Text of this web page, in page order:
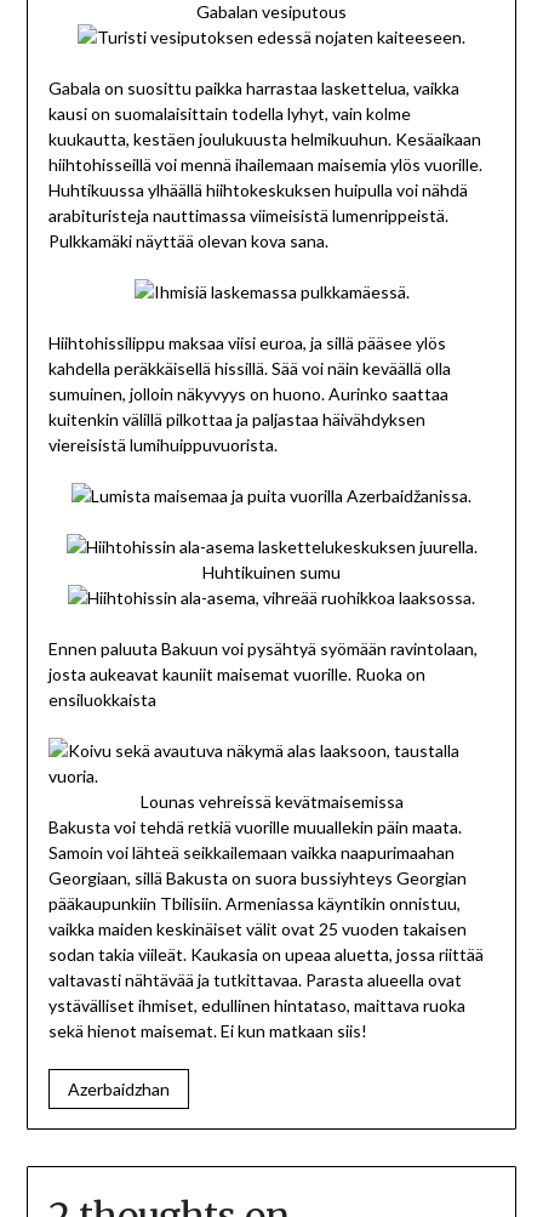
Gabalan vesiputous
Gabala on suosittu paikka harrastaa laskettelua, vaikka
kausi on suomalaisittain todella lyhyt, vain kolme
kuukautta, kestäen joulukuusta helmikuuhun. Kesäaikaan
hiihtohisseillä voi mennä ihailemaan maisemia ylös vuorille.
Huhtikuussa ylhäällä hiihtokeskuksen huipulla voi nähdä
arabituristeja nauttimassa viimeisistä lumenrippeistä.
Pulkkamäki näyttää olevan kova sana.
Hiihtohissilippu maksaa viisi euroa, ja sillä pääsee ylös
kahdella peräkkäisellä hissillä. Sää voi näin keväällä olla
sumuinen, jolloin näkyvyys on huono. Aurinko saattaa
kuitenkin välillä pilkottaa ja paljastaa häivähdyksen
viereisistä lumihuippuvuorista.
Huhtikuinen sumu
Ennen paluuta Bakuun voi pysähtyä syömään ravintolaan,
josta aukeavat kauniit maisemat vuorille. Ruoka on
ensiluokkaista
Lounas vehreissä kevätmaisemissa
Bakusta voi tehdä retkiä vuorille muuallekin päin maata.
Samoin voi lähteä seikkailemaan vaikka naapurimaahan
Georgiaan, sillä Bakusta on suora bussiyhteys Georgian
pääkaupunkiin Tbilisiin. Armeniassa käyntikin onnistuu,
vaikka maiden keskinäiset välit ovat 25 vuoden takaisen
sodan takia viileät. Kaukasia on upeaa aluetta, jossa riittää
valtavasti nähtävää ja tutkittavaa. Parasta alueella ovat
ystävälliset ihmiset, edullinen hintataso, maittava ruoka
sekä hienot maisemat. Ei kun matkaan siis!
Azerbaidzhan